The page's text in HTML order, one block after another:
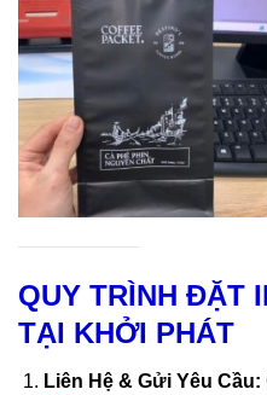
QUY TRÌNH ĐẶT
TẠI KHỞI PHÁT
Liên Hệ & Gửi Yêu Cầu: